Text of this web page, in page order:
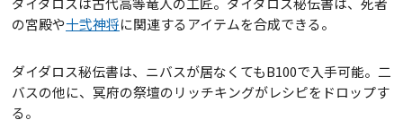
の宮殿や十弐神将に関連するアイテムを合成できる。
ダイダロス秘伝書は、ニバスが居なくてもB100で入手可能。二
バスの他に、冥府の祭壇のリッチキングがレシピをドロップす
る。